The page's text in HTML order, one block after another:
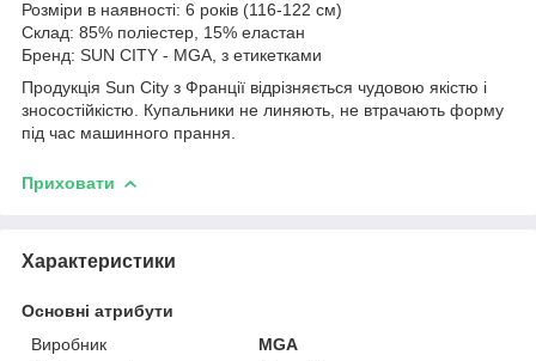
Розміри в наявності: 6 років (116-122 см)
Склад: 85% поліестер, 15% еластан
Бренд: SUN CITY - MGA, з етикетками
Продукція Sun City з Франції відрізняється чудовою якістю і
зносостійкістю. Купальники не линяють, не втрачають форму
під час машинного прання.
Приховати
Характеристики
Основні атрибути
Виробник
MGA